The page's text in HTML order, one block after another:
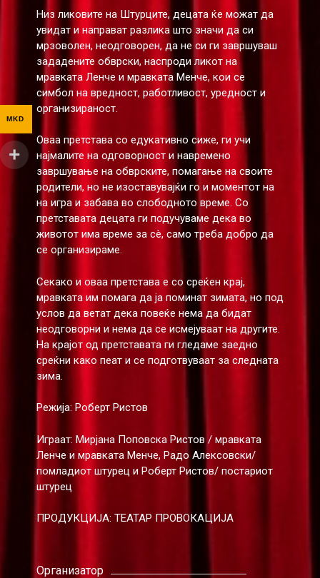
Низ ликовите на Штурците, децата ќе можат да
увидат и направат разлика што значи да си
мрзоволен, неодговорен, да не си ги завршуваш
зададените обврски, наспроди ликот на
мравката Ленче и мравката Менче, кои се
симбол на вредност, работливост, уредност и
организираност.
Оваа претстава со едукативно сиже, ги учи
најмалите на одговорност и навремено
завршување на обврските, помагање на своите
родители, но не изоставувајќи го и моментот на
на игра и забава во слободното време. Со
претставата децата ги подучуваме дека во
животот има време за сè, само треба добро да
се организираме.
Секако и оваа претстава е со среќен крај,
мравката им помага да ја поминат зимата, но под
услов да ветат дека повеќе нема да бидат
неодговорни и нема да се исмејуваат на другите.
На крајот од претставата ги гледаме заедно
среќни како пеат и се подготвуваат за следната
зима.
Режија: Роберт Ристов
Играат: Мирјана Поповска Ристов / мравката
Ленче и мравката Менче, Радо Алексовски/
помладиот штурец и Роберт Ристов/ постариот
штурец
ПРОДУКЦИЈА: ТЕАТАР ПРОВОКАЦИЈА
Организатор
MKD